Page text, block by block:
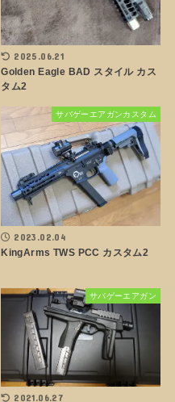
2025.06.21
Golden Eagle BAD スタイル カス
タム2
サバゲーエアガンカスタム
2023.02.04
KingArms TWS PCC カスタム2
サバゲーエアガン
2021.06.27